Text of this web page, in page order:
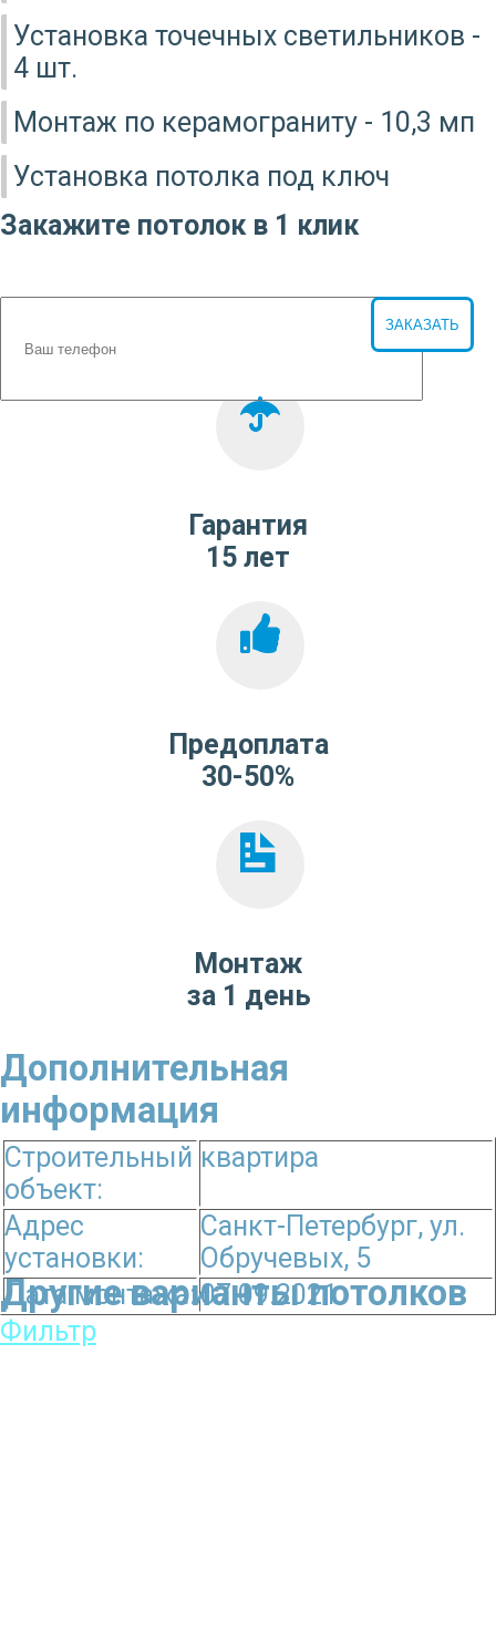
Установка точечных светильников -
4 шт.
Монтаж по керамограниту - 10,3 мп
Установка потолка под ключ
Закажите потолок в 1 клик
Гарантия
15 лет
Предоплата
30-50%
Монтаж
за 1 день
Дополнительная
информация
Строительный
объект:
квартира
Адрес
установки:
Санкт-Петербург, ул.
Обручевых, 5
Дата монтажа:07.09.2021
Фильтр
Другие варианты потолков